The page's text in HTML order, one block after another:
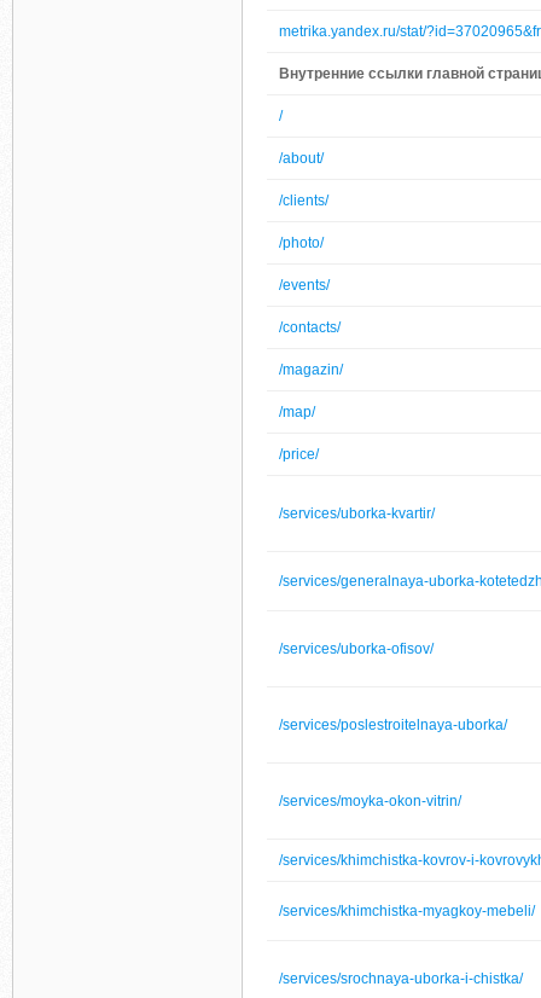
metrika.yandex.ru/stat/
Внутренние ссылки главной
/
/about/
/clients/
/photo/
/events/
/contacts/
/magazin/
/map/
/price/
/services/uborka-kvartir/
/services/generalnaya-uborka-
/services/uborka-ofisov/
/services/poslestroitelnaya-uborka/
/services/moyka-okon-vitrin/
/services/khimchistka-kovrov-i-
/services/khimchistka-myagkoy-mebeli/
/services/srochnaya-uborka-i-chistka/